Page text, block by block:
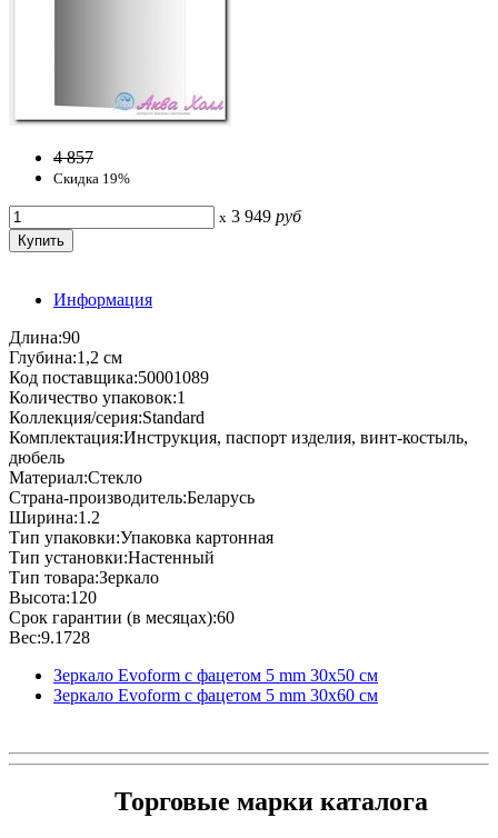
4 857
Скидка 19%
x 3 949 руб
Информация
Длина:90
Глубина:1,2 см
Код поставщика:50001089
Количество упаковок:1
Коллекция/серия:Standard
Комплектация:Инструкция, паспорт изделия, винт-костыль,
дюбель
Материал:Стекло
Страна-производитель:Беларусь
Ширина:1.2
Тип упаковки:Упаковка картонная
Тип установки:Настенный
Тип товара:Зеркало
Высота:120
Срок гарантии (в месяцах):60
Вес:9.1728
Зеркало Evoform с фацетом 5 mm 30х50 см
Зеркало Evoform с фацетом 5 mm 30х60 см
Торговые марки каталога